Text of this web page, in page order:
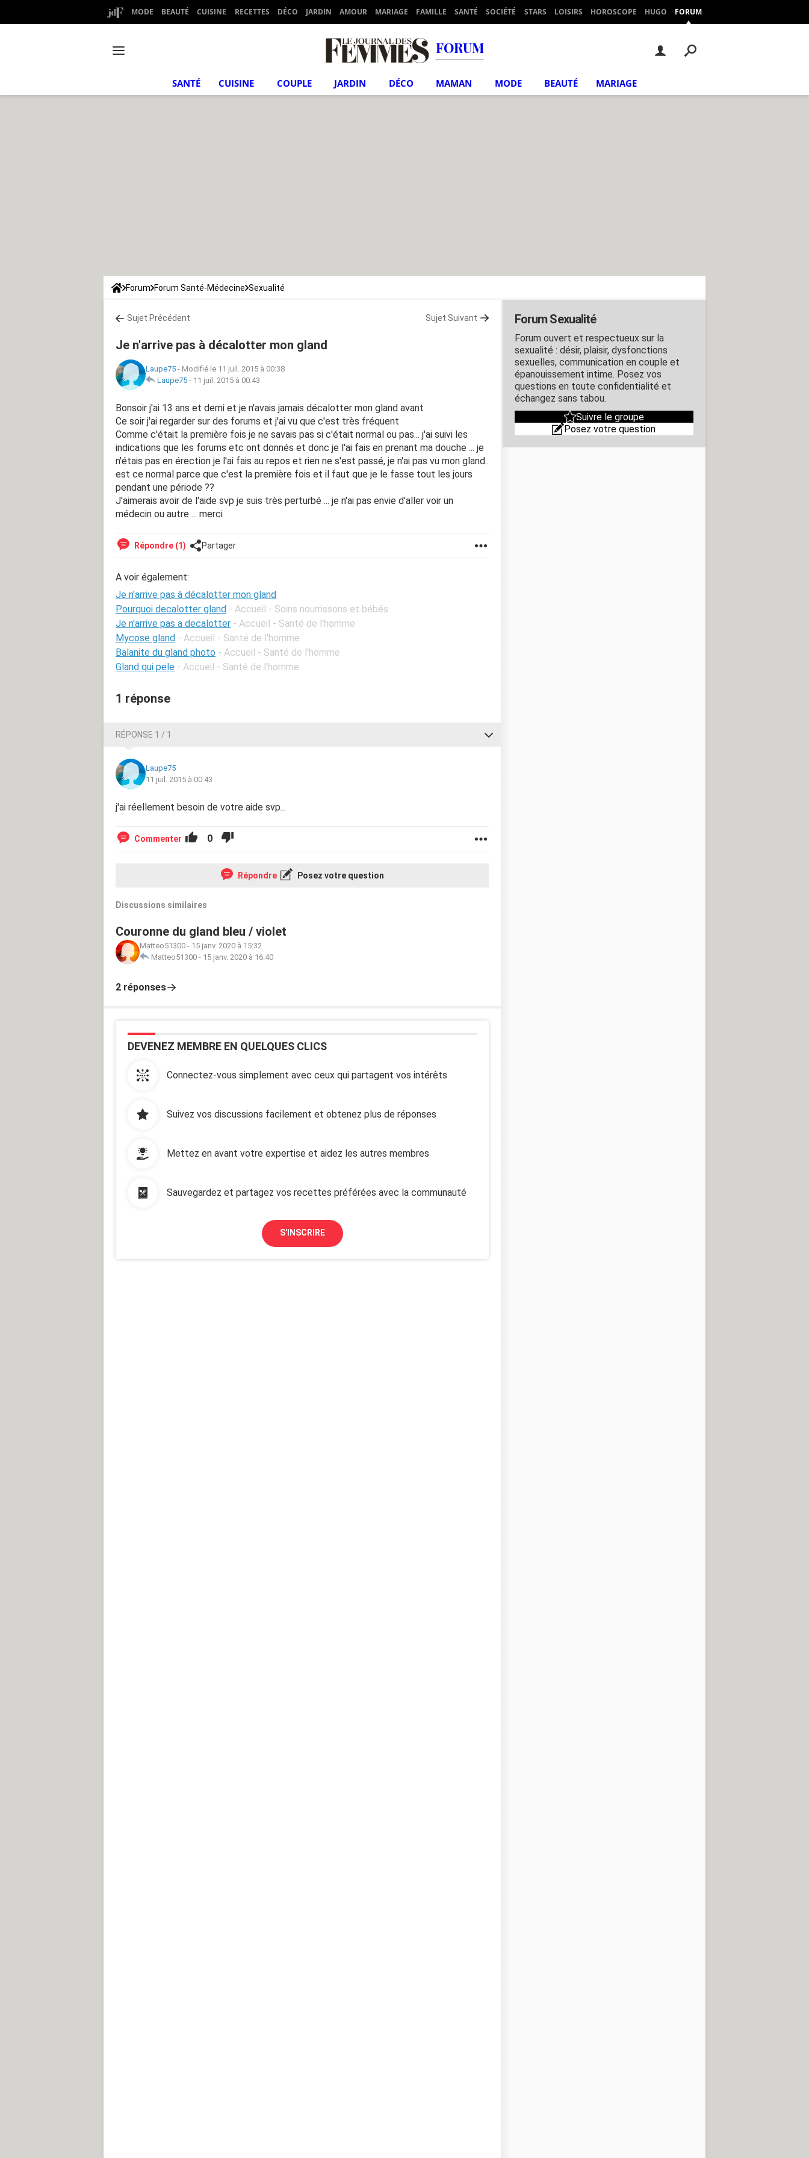
MODE BEAUTÉ CUISINE RECETTES DÉCO JARDIN AMOUR MARIAGE FAMILLE SANTÉ SOCIÉTÉ STARS LOISIRS HOROSCOPE HUGO FORUM
FORUM
SANTÉ CUISINE COUPLE JARDIN DÉCO MAMAN MODE BEAUTÉ MARIAGE
Forum Forum Santé-Médecine Sexualité
Sujet Précédent Sujet Suivant
Je n'arrive pas à décalotter mon gland
Laupe75 - Modifié le 11 juil. 2015 à 00:38
Laupe75 - 11 juil. 2015 à 00:43
Bonsoir j'ai 13 ans et demi et je n'avais jamais décalotter mon gland avant
Ce soir j'ai regarder sur des forums et j'ai vu que c'est très fréquent
Comme c'était la première fois je ne savais pas si c'était normal ou pas... j'ai suivi les
indications que les forums etc ont donnés et donc je l'ai fais en prenant ma douche ... je
n'étais pas en érection je l'ai fais au repos et rien ne s'est passé, je n'ai pas vu mon gland..
est ce normal parce que c'est la première fois et il faut que je le fasse tout les jours
pendant une période ??
J'aimerais avoir de l'aide svp je suis très perturbé ... je n'ai pas envie d'aller voir un
médecin ou autre ... merci
Répondre (1) Partager
A voir également:
Je n'arrive pas à décalotter mon gland
Pourquoi decalotter gland - Accueil - Soins nourrissons et bébés
Je n'arrive pas a decalotter - Accueil - Santé de l'homme
Mycose gland - Accueil - Santé de l'homme
Balanite du gland photo - Accueil - Santé de l'homme
Gland qui pele - Accueil - Santé de l'homme
1 réponse
RÉPONSE 1 / 1
Laupe75
11 juil. 2015 à 00:43
j'ai réellement besoin de votre aide svp...
Commenter 0
Répondre Posez votre question
Discussions similaires
Couronne du gland bleu / violet
Matteo51300 - 15 janv. 2020 à 15:32
Matteo51300 - 15 janv. 2020 à 16:40
2 réponses
DEVENEZ MEMBRE EN QUELQUES CLICS
Connectez-vous simplement avec ceux qui partagent vos intérêts
Suivez vos discussions facilement et obtenez plus de réponses
Mettez en avant votre expertise et aidez les autres membres
Sauvegardez et partagez vos recettes préférées avec la communauté
S'INSCRIRE
Forum Sexualité
Forum ouvert et respectueux sur la
sexualité : désir, plaisir, dysfonctions
sexuelles, communication en couple et
épanouissement intime. Posez vos
questions en toute confidentialité et
échangez sans tabou.
Suivre le groupe
Posez votre question